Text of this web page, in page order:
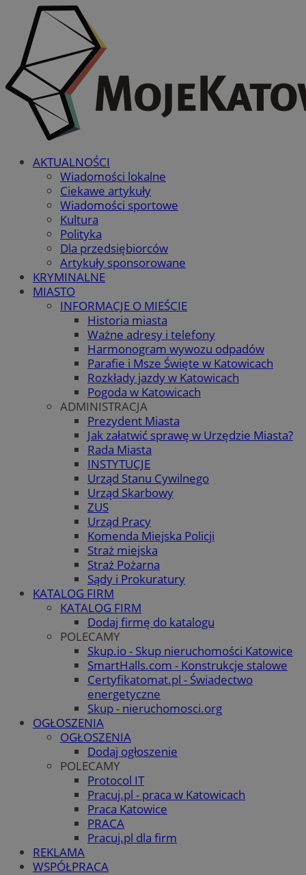
AKTUALNOŚCI
Wiadomości lokalne
Ciekawe artykuły
Wiadomości sportowe
Kultura
Polityka
Dla przedsiębiorców
Artykuły sponsorowane
KRYMINALNE
MIASTO
INFORMACJE O MIEŚCIE
Historia miasta
Ważne adresy i telefony
Harmonogram wywozu odpadów
Parafie i Msze Święte w Katowicach
Rozkłady jazdy w Katowicach
Pogoda w Katowicach
ADMINISTRACJA
Prezydent Miasta
Jak załatwić sprawę w Urzędzie Miasta?
Rada Miasta
INSTYTUCJE
Urząd Stanu Cywilnego
Urząd Skarbowy
ZUS
Urząd Pracy
Komenda Miejska Policji
Straż miejska
Straż Pożarna
Sądy i Prokuratury
KATALOG FIRM
KATALOG FIRM
Dodaj firmę do katalogu
POLECAMY
Skup.io - Skup nieruchomości Katowice
SmartHalls.com - Konstrukcje stalowe
Certyfikatomat.pl - Świadectwo
energetyczne
Skup - nieruchomosci.org
OGŁOSZENIA
OGŁOSZENIA
Dodaj ogłoszenie
POLECAMY
Protocol IT
Pracuj.pl - praca w Katowicach
Praca Katowice
PRACA
Pracuj.pl dla firm
REKLAMA
WSPÓŁPRACA